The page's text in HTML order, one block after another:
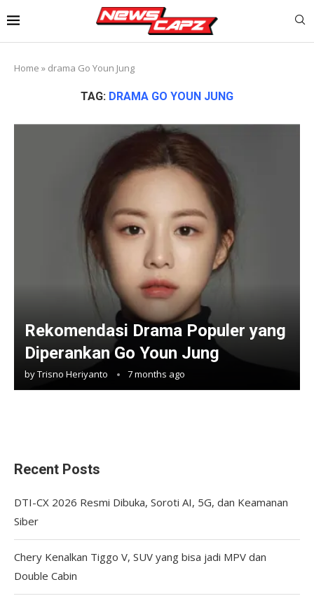
Home » drama Go Youn Jung
TAG: DRAMA GO YOUN JUNG
Rekomendasi Drama Populer yang
Diperankan Go Youn Jung
byTrisno Heriyanto 7 months ago
Recent Posts
DTI-CX 2026 Resmi Dibuka, Soroti AI, 5G, dan Keamanan
Siber
Chery Kenalkan Tiggo V, SUV yang bisa jadi MPV dan
Double Cabin